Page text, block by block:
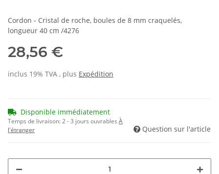
Cordon - Cristal de roche, boules de 8 mm craquelés,
longueur 40 cm /4276
28,56 €
inclus 19% TVA , plus Expédition
Disponible immédiatement
Temps de livraison:2 - 3 jours ouvrables À
l'étranger
Question sur l'article